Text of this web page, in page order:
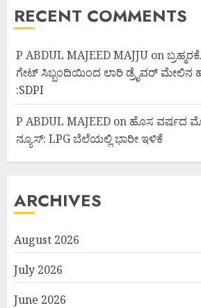
RECENT COMMENTS
P ABDUL MAJEED MAJJU on
ಗೇಟ್ ಸಿಬ್ಬಂದಿಯಿಂದ ಲಾರಿ ಡ್ರೈವರ್ ಮೇಲಿನ
:SDPI
P ABDUL MAJEED on ಹೊಸ ವರ್ಷದ
ನ್ಯೂಸ್: LPG ಬೆಲೆಯಲ್ಲಿ ಭಾರೀ ಇಳಿಕೆ
ARCHIVES
August 2026
July 2026
June 2026